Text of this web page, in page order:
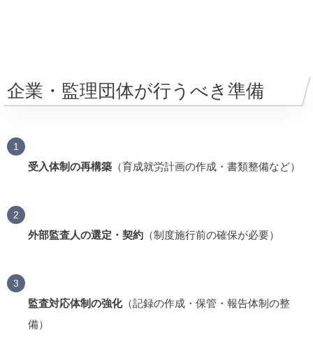
企業・監理団体が行うべき準備
受入体制の再構築 （育成就労計画の作成・書類整備など）
外部監査人の選定・契約 （制度施行前の確保が必要）
監査対応体制の強化（記録の作成・保管・報告体制の整
備）